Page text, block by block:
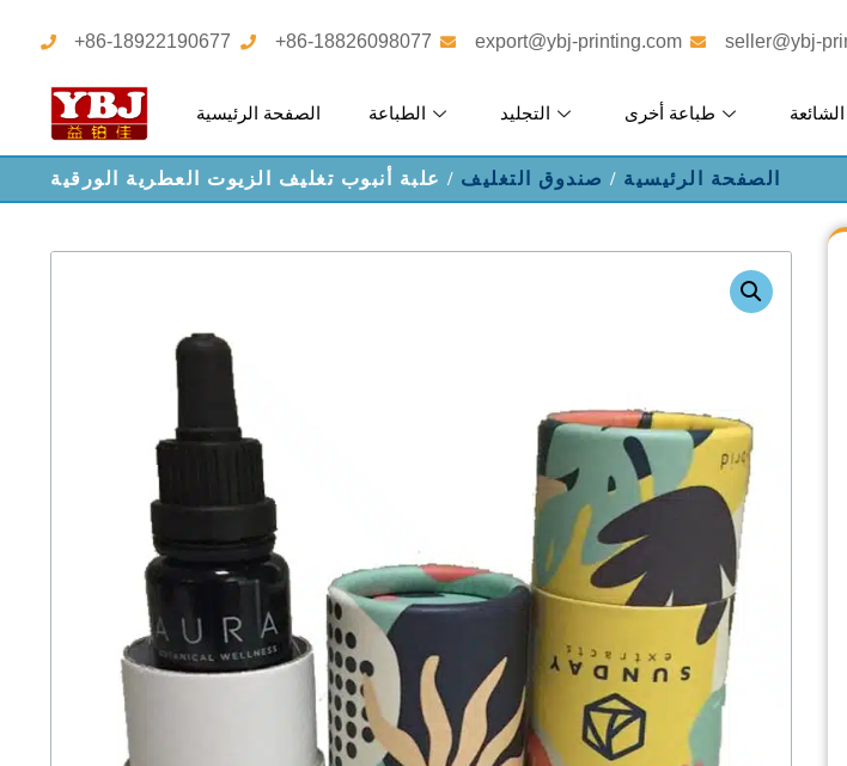
+86-18922190677 +86-18826098077 export@ybj-printing.com seller@ybj-
الصفحة الرئيسية الطباعة التجليد طباعة أخرى
الصفحة الرئيسية / صندوق التغليف / علبة أنبوب تغليف الزيوت العطرية الورقية